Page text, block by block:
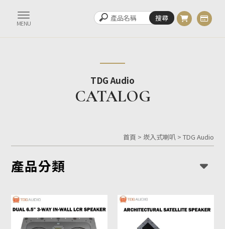
TDG Audio
首頁 > 崁入式喇叭 > TDG Audio
產品分類